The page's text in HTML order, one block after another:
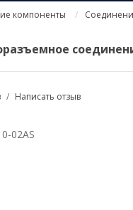
компоненты
/ Написать отзыв
02AS